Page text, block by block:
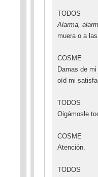
TODOS
Alarma,
muera o a
COSME
Damas de
oíd mi
TODOS
Oigámosle
COSME
Atención.
TODOS